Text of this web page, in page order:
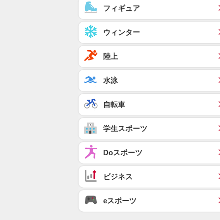
フィギュア
ウィンター
陸上
水泳
自転車
学生スポーツ
Doスポーツ
ビジネス
eスポーツ